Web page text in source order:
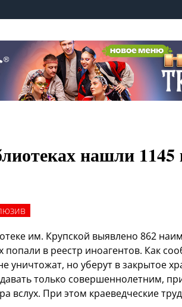
нашли 1145
им. Крупской выявлено 862
в реестр иноагентов. Как
уничтожат, но уберут в закрытое
только совершеннолетним,
вслух. При этом краеведческие